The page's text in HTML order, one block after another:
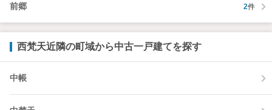
前郷 2件
西梵天近隣の町域から中古一戸建てを探す
中帳